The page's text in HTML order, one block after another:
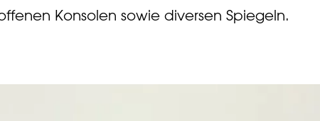
Konsolen sowie diversen Spiegeln.